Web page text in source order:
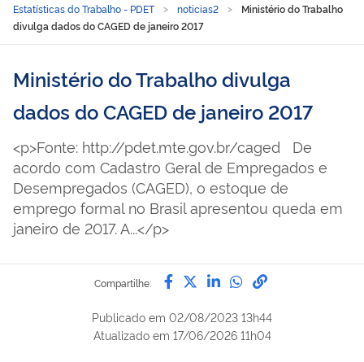
Estatísticas do Trabalho - PDET
noticias2
Ministério do Trabalho
divulga dados do CAGED de janeiro 2017
Ministério do Trabalho divulga
dados do CAGED de janeiro 2017
<p>Fonte: http://pdet.mte.gov.br/caged De
acordo com Cadastro Geral de Empregados e
Desempregados (CAGED), o estoque de
emprego formal no Brasil apresentou queda em
janeiro de 2017. A...</p>
Compartilhe: Compartilhe por Facebook
Compartilhe por Twitter
Compartilhe por
Compartilhe
link para
Publicado em 02/08/2023 13h44
Atualizado em 17/06/2026 11h04